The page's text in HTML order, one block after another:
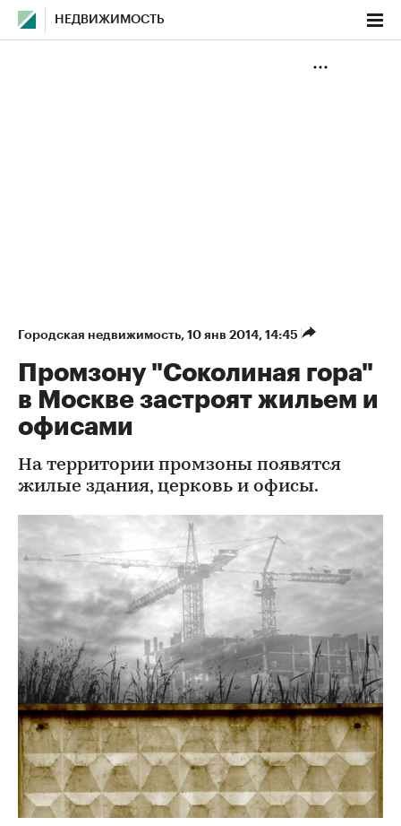
НЕДВИЖИМОСТЬ
Городская недвижимость⁠, 10 янв 2014, 14:45
Промзону "Соколиная гора"
в Москве застроят жильем и
офисами
На территории промзоны появятся
жилые здания, церковь и офисы.